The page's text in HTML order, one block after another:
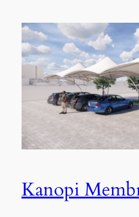
Kanopi